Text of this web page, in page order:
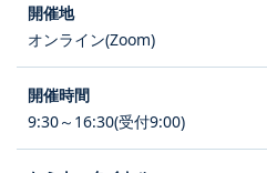
オンライン(Zoom)
9:30～16:30(受付9:00)